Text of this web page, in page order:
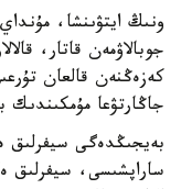
ونىڭ ايتۋىنشا،
جوبالاۋمەن قاتار،
كەزەڭنەن قالعان
جاڭارتۋعا مۇمكىندىك
بەيجىڭدەگى سيفرلىق
ساراپشىسى، سيفرلىق